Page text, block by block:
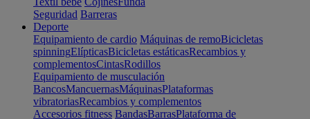
Seguridad Barreras
Deporte
Equipamiento de cardio Máquinas de remoBicicletas
spinningElípticasBicicletas estáticasRecambios y
complementosCintasRodillos
Equipamiento de musculación
BancosMancuernasMáquinasPlataformas
vibratoriasRecambios y complementos
Accesorios fitness BandasBarrasPlataforma de